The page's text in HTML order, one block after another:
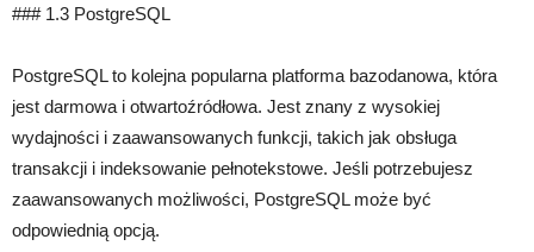
### 1.3 PostgreSQL
PostgreSQL to kolejna popularna platforma bazodanowa, która
jest darmowa i otwartoźródłowa. Jest znany z wysokiej
wydajności i zaawansowanych funkcji, takich jak obsługa
transakcji i indeksowanie pełnotekstowe. Jeśli potrzebujesz
zaawansowanych możliwości, PostgreSQL może być
odpowiednią opcją.